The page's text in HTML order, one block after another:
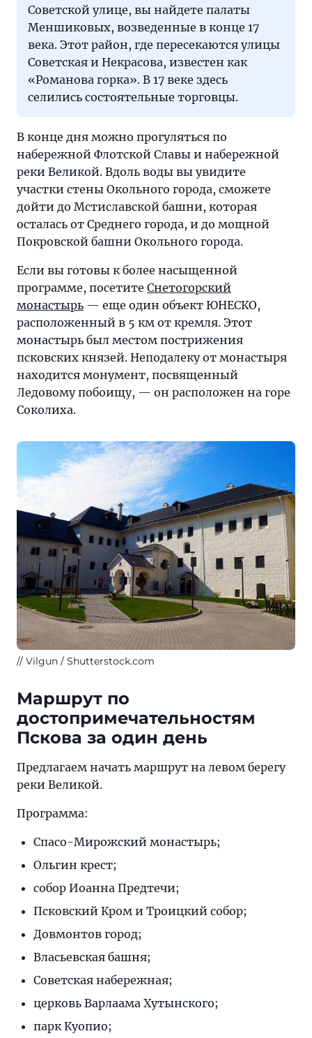
Советской улице, вы найдете палаты
Меншиковых, возведенные в конце 17
века. Этот район, где пересекаются улицы
Советская и Некрасова, известен как
«Романова горка». В 17 веке здесь
селились состоятельные торговцы.
В конце дня можно прогуляться по
набережной Флотской Славы и набережной
реки Великой. Вдоль воды вы увидите
участки стены Окольного города, сможете
дойти до Мстиславской башни, которая
осталась от Среднего города, и до мощной
Покровской башни Окольного города.
Если вы готовы к более насыщенной
программе, посетите Снетогорский
монастырь — еще один объект ЮНЕСКО,
расположенный в 5 км от кремля. Этот
монастырь был местом пострижения
псковских князей. Неподалеку от монастыря
находится монумент, посвященный
Ледовому побоищу, — он расположен на горе
Соколиха.
Vilgun / Shutterstock.com
Маршрут по
достопримечательностям
Пскова за один день
Предлагаем начать маршрут на левом берегу
реки Великой.
Программа:
Спасо-Мирожский монастырь;
Ольгин крест;
собор Иоанна Предтечи;
Псковский Кром и Троицкий собор;
Довмонтов город;
Власьевская башня;
Советская набережная;
церковь Варлаама Хутынского;
парк Куопио;